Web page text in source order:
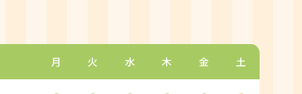
月 火 水 木 金 土